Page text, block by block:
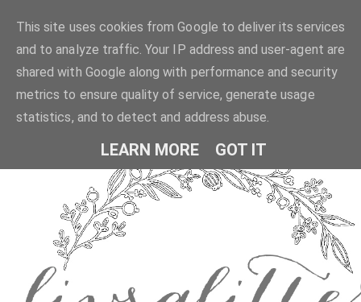
This site uses cookies from Google to deliver its services
and to analyze traffic. Your IP address and user-agent are
shared with Google along with performance and security
metrics to ensure quality of service, generate usage
statistics, and to detect and address abuse.
LEARN MORE GOT IT